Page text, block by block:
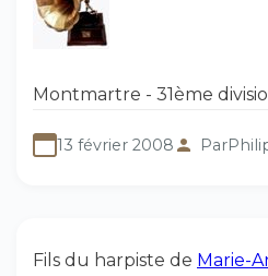
Montmartre - 31ème
13 février 2008 Par
Fils du harpiste de Marie-